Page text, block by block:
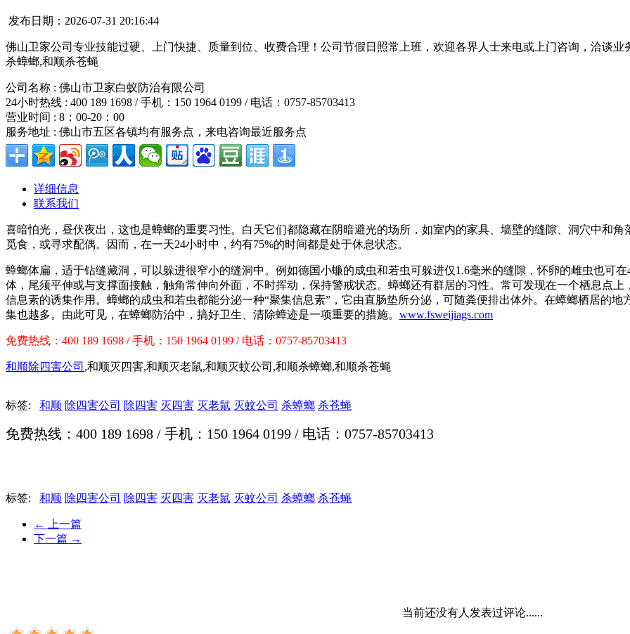
发布日期：2026-07-31 20:16:44
佛山卫家公司专业技能过硬、上门快捷、质量到位、收费合理！公司节假日照常上班，欢迎各界人士来电或上门咨询，洽谈
杀蟑螂,和顺杀苍蝇
公司名称 : 佛山市卫家白蚁防治有限公司
24小时热线 : 400 189 1698 / 手机：150 1964 0199 / 电话：0757-85703413
营业时间 : 8：00-20：00
服务地址 : 佛山市五区各镇均有服务点，来电咨询最近服务点
详细信息
联系我们
喜暗怕光，昼伏夜出，这也是蟑螂的重要习性。白天它们都隐藏在阴暗避光的场所，如室内的家具、墙壁的缝隙、洞穴中和
觅食，或寻求配偶。因而，在一天24小时中，约有75%的时间都是处于休息状态。
蟑螂体扁，适于钻缝藏洞，可以躲进很窄小的缝洞中。例如德国小蠊的成虫和若虫可躲进仅1.6毫米的缝隙，怀卵的雌虫也可
体，尾须平伸或与支撑面接触，触角常伸向外面，不时挥动，保持警戒状态。蟑螂还有群居的习性。常可发现在一个栖息点
信息素的诱集作用。蟑螂的成虫和若虫都能分泌一种“聚集信息素”，它由直肠垫所分泌，可随粪便排出体外。在蟑螂栖居的
集也越多。由此可见，在蟑螂防治中，搞好卫生、清除蟑迹是一项重要的措施。 www.fsweijiags.com
免费热线：400 189 1698 / 手机：150 1964 0199 / 电话：0757-85703413
和顺除四害公司 ,和顺灭四害,和顺灭老鼠,和顺灭蚊公司,和顺杀蟑螂,和顺杀苍蝇
标签: 和顺 除四害公司 除四害 灭四害 灭老鼠 灭蚊公司 杀蟑螂 杀苍蝇
免费热线：400 189 1698 / 手机：150 1964 0199 / 电话：0757-85703413
标签: 和顺 除四害公司 除四害 灭四害 灭老鼠 灭蚊公司 杀蟑螂 杀苍蝇
←
上一篇
下一篇 →
当前还没有人发表过评论......